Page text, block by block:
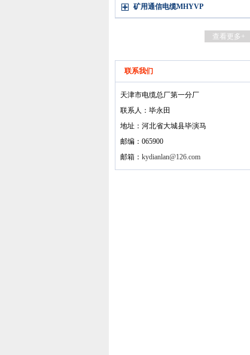
矿用通信电缆MHYVP
查看更多+
联系我们
天津市电缆总厂第一分厂
联系人：毕永田
地址：河北省大城县毕演马
邮编：065900
邮箱： kydianlan@126.com